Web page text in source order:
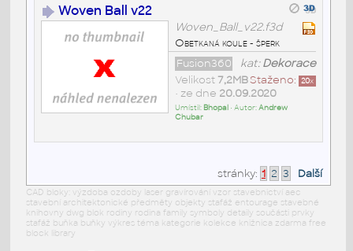
Woven Ball v22
Woven_Ball_v22.f3d
Obetkaná koule - šperk
kat:Dekorace
Fusion360
Staženo: 20x
Velikost 7,2MB
• ze dne 20.09.2020
Umístil: Bhopal• Autor:Andrew
Chubar
stránky: 1 2 3 Další
CAD bloky: výzdoba ozdoby laser gravírování vzor stavebnictví aec
stavební architektonické předměty objekty stafáž entourage stavebné
knihovny dwg blok rodiny rodina family symboly detaily součásti prvky
stafáž buňka buňky výkres téma kategorie kolekce knižnica zdarma free
block library